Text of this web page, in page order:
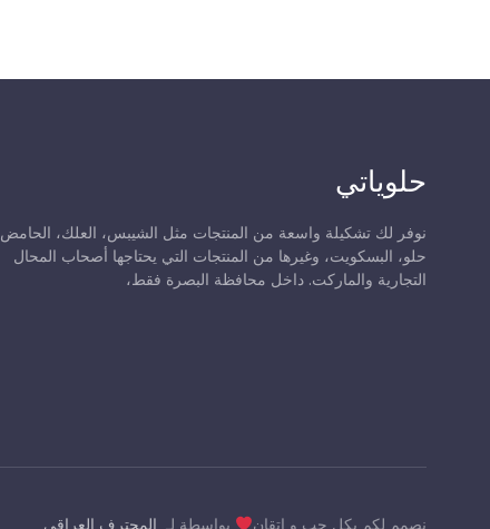
حلوياتي
نوفر لك تشكيلة واسعة من المنتجات مثل الشيبس، العلك، الحامض
حلو، البسكويت، وغيرها من المنتجات التي يحتاجها أصحاب المحال
التجارية والماركت. داخل محافظة البصرة فقط،
نصمم لكم بكل حب و إتقان بواسطة لـ المحترف العراقي